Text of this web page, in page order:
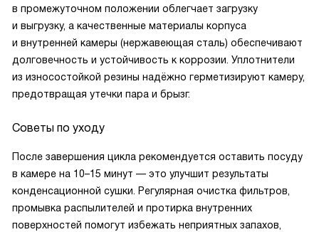
в промежуточном положении облегчает загрузку
и выгрузку, а качественные материалы корпуса
и внутренней камеры (нержавеющая сталь) обеспечивают
долговечность и устойчивость к коррозии. Уплотнители
из износостойкой резины надёжно герметизируют камеру,
предотвращая утечки пара и брызг.
Советы по уходу
После завершения цикла рекомендуется оставить посуду
в камере на 10–15 минут — это улучшит результаты
конденсационной сушки. Регулярная очистка фильтров,
промывка распылителей и протирка внутренних
поверхностей помогут избежать неприятных запахов,